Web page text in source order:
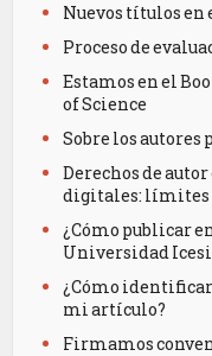
Nuevos títulos
Proceso de
Estamos en el
of Science
Sobre los autores
Derechos de
digitales: límites
¿Cómo publicar
Universidad
¿Cómo
mi artículo?
Firmamos